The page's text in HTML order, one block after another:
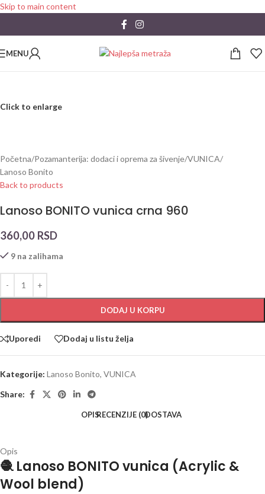
Skip to main content
MENU
Click to enlarge
Početna/Pozamanterija: dodaci i oprema za šivenje/VUNICA/
Lanoso Bonito
Back to products
Lanoso BONITO vunica crna 960
360,00 RSD
9 na zalihama
DODAJ U KORPU
Uporedi Dodaj u listu želja
Kategorije: Lanoso Bonito, VUNICA
Share:
OPISRECENZIJE (0)DOSTAVA
Opis
🧶 Lanoso BONITO vunica (Acrylic &
Wool blend)